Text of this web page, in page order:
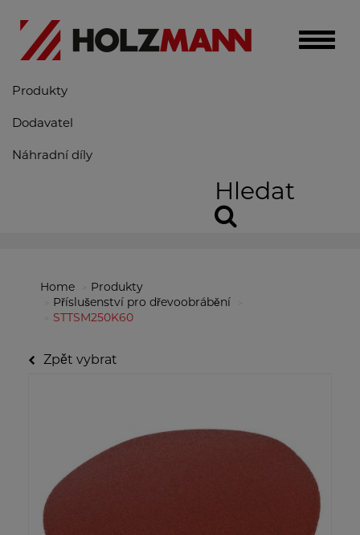
Toggle
Produkty
Dodavatel
Náhradní díly
Hledat
Home
Produkty
Příslušenství pro dřevoobrábění
STTSM250K60
Zpět vybrat